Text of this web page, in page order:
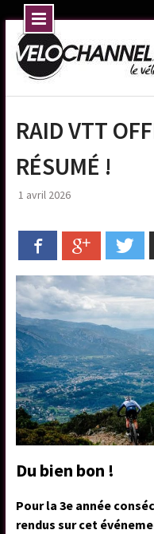
Skip
to
content
RAID VTT
RÉSUMÉ !
1 avril 2026
Facebook Google+
Du bien bon !
Pour la 3e année
rendus sur cet